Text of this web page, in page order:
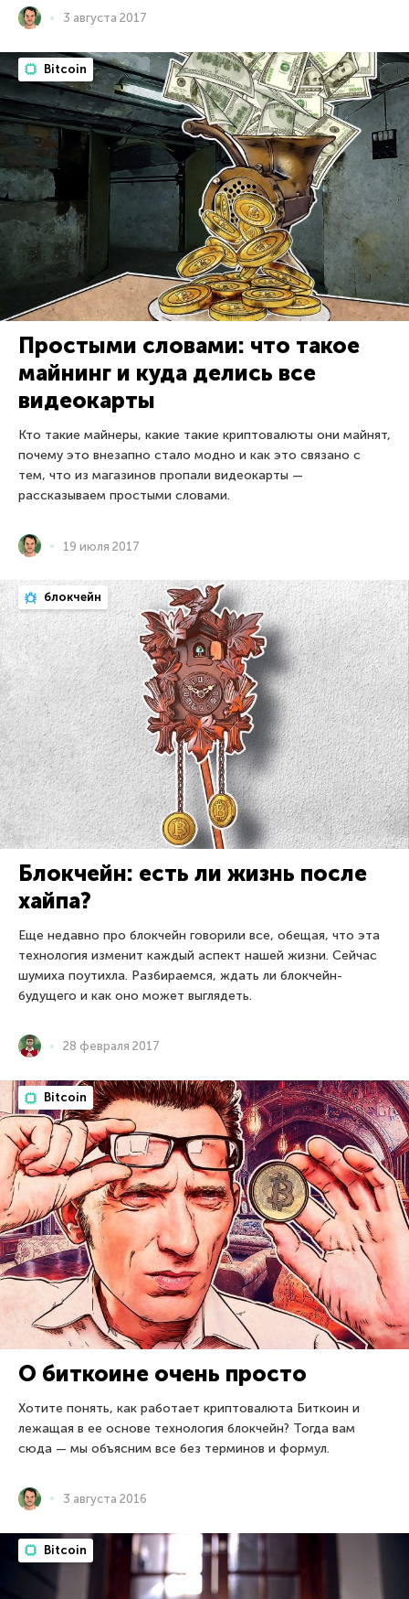
3 августа 2017
Bitcoin
Простыми словами: что такое
майнинг и куда делиcь все
видеокарты
Кто такие майнеры, какие такие криптовалюты они майнят,
почему это внезапно стало модно и как это связано с
тем, что из магазинов пропали видеокарты —
рассказываем простыми словами.
19 июля 2017
блокчейн
Блокчейн: есть ли жизнь после
хайпа?
Еще недавно про блокчейн говорили все, обещая, что эта
технология изменит каждый аспект нашей жизни. Сейчас
шумиха поутихла. Разбираемся, ждать ли блокчейн-
будущего и как оно может выглядеть.
28 февраля 2017
Bitcoin
О биткоине очень просто
Хотите понять, как работает криптовалюта Биткоин и
лежащая в ее основе технология блокчейн? Тогда вам
сюда — мы объясним все без терминов и формул.
3 августа 2016
Bitcoin